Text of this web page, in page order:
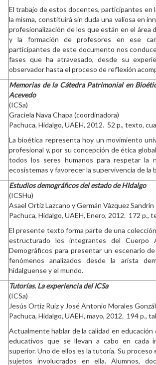
El trabajo de estos docentes, participantes en
la misma, constituirá sin duda una valiosa en
profesionalización de los que están en el área
y la formación de profesores en ese
participantes de este documento nos
fases que ha atravesado, desde su
observador hasta el proceso de reflexión
Memorias de la Cátedra Patrimonial en
Acevedo
(ICSa)
Graciela Nava Chapa (coordinadora)
Pachuca, Hidalgo, UAEH, 2012. 52 p., texto,
La bioética representa hoy un movimiento
profesional y, por su concepción de ética
todos los seres humanos para respetar la
ecosistemas y favorecer la supervivencia de la
Estudios demográficos del estado de HIdalgo
(ICSHu)
Asael Ortíz Lazcano y Germán Vázquez Sandrín
Pachuca, Hidalgo, UAEH, Enero, 2012. 172 p.,
El presente texto forma parte de una
estructurado los integrantes del Cuerpo
Demográficos para presentar un escenario
fenómenos analizados desde la arista
hidalguense y el mundo.
Tutorías. La experiencia del ICSa
(ICSa)
Jesús Ortiz Ruiz y José Antonio Morales
Pachuca, Hidalgo, UAEH, mayo, 2012. 194 p.,
Actualmente hablar de la calidad en
educativos que se llevan a cabo en cada
superior. Uno de ellos es la tutoría. Su proceso
sujetos involucrados en ella. Alumnos,